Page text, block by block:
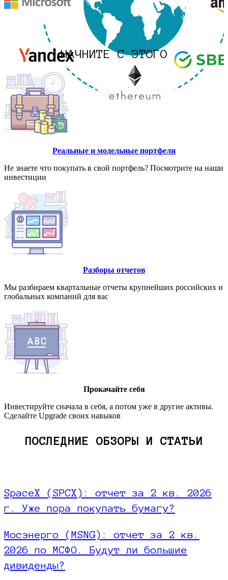
НАЧНИТЕ С ЭТОГО
Реальные и модельные портфели
Не знаете что покупать в свой портфель? Посмотрите на наши
инвестиции
Разборы отчетов
Мы разбираем квартальные отчеты крупнейших российских и
глобальных компаний для вас
Прокачайте себя
Инвестируйте сначала в себя, а потом уже в другие активы.
Сделайте Upgrade своих навыков
ПОСЛЕДНИЕ ОБЗОРЫ И СТАТЬИ
SpaceX (SPCX): отчет за 2 кв. 2026
г. Уже пора покупать бумагу?
Мосэнерго (MSNG): отчет за 2 кв.
2026 по МСФО. Будут ли большие
дивиденды?